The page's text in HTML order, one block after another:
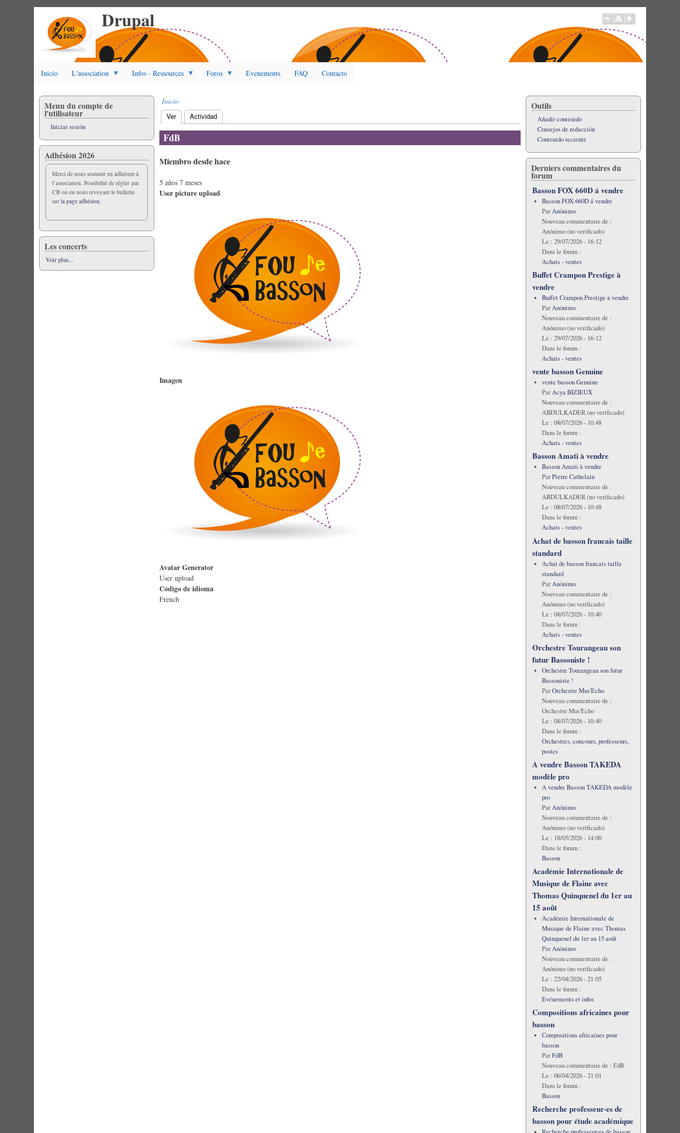
Drupal
Inicio L'association Infos - Ressources Foros Evenements FAQ Contacto
Sobrescribir
enlaces
de
ayuda
la
Inicio
Solapas
principales
Ver(solapa activa)
Actividad
FdB
Miembro desde hace
5 años 7 meses
User picture upload
Imagen
Avatar Generator
User upload
Código de idioma
French
Menu du compte de
l'utilisateur
Iniciar sesión
Adhésion 2026
Merci de nous soutenir en adhérent à
l’association. Possibilité de régler par
CB ou en nous revoyant le bulletin
surla page adhésion.
Les concerts
Voir plus...
Outils
Añadir contenido
Consejos de redacción
Contenido reciente
Derniers commentaires du
forum
Basson FOX 660D á vendre
Basson FOX 660D á vendre
ParAnónimo
Nouveau commentaire de :
Anónimo (no verificado)
Le : 29/07/2026 - 16:12
Dans le forum :
Achats - ventes
Buffet Crampon Prestige à
vendre
Buffet Crampon Prestige à vendre
ParAnónimo
Nouveau commentaire de :
Anónimo (no verificado)
Le : 29/07/2026 - 16:12
Dans le forum :
Achats - ventes
vente basson Genuine
vente basson Genuine
ParAcya BIZIEUX
Nouveau commentaire de :
ABDULKADER (no verificado)
Le : 08/07/2026 - 10:48
Dans le forum :
Achats - ventes
Basson Amati à vendre
Basson Amati à vendre
ParPierre Cathelain
Nouveau commentaire de :
ABDULKADER (no verificado)
Le : 08/07/2026 - 10:48
Dans le forum :
Achats - ventes
Achat de basson francais taille
standard
Achat de basson francais taille
standard
ParAnónimo
Nouveau commentaire de :
Anónimo (no verificado)
Le : 08/07/2026 - 10:40
Dans le forum :
Achats - ventes
Orchestre Tourangeau son
futur Bassoniste !
Orchestre Tourangeau son futur
Bassoniste !
ParOrchestre Mus'Echo
Nouveau commentaire de :
Orchestre Mus'Echo
Le : 08/07/2026 - 10:40
Dans le forum :
Orchestres, concours, professeurs,
postes
A vendre Basson TAKEDA
modèle pro
A vendre Basson TAKEDA modèle
pro
ParAnónimo
Nouveau commentaire de :
Anónimo (no verificado)
Le : 18/05/2026 - 14:00
Dans le forum :
Basson
Académie Internationale de
Musique de Flaine avec
Thomas Quinquenel du 1er au
15 août
Académie Internationale de
Musique de Flaine avec Thomas
Quinquenel du 1er au 15 août
ParAnónimo
Nouveau commentaire de :
Anónimo (no verificado)
Le : 22/04/2026 - 21:05
Dans le forum :
Evénements et infos
Compositions africaines pour
basson
Compositions africaines pour
basson
ParFdB
Nouveau commentaire de : FdB
Le : 06/04/2026 - 21:01
Dans le forum :
Basson
Recherche professeur·es de
basson pour étude académique